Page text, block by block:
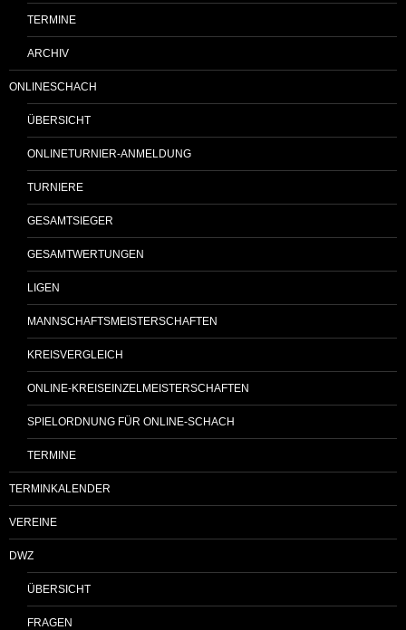
TERMINE
ARCHIV
ONLINESCHACH
ÜBERSICHT
ONLINETURNIER-ANMELDUNG
TURNIERE
GESAMTSIEGER
GESAMTWERTUNGEN
LIGEN
MANNSCHAFTSMEISTERSCHAFTEN
KREISVERGLEICH
ONLINE-KREISEINZELMEISTERSCHAFTEN
SPIELORDNUNG FÜR ONLINE-SCHACH
TERMINE
TERMINKALENDER
VEREINE
DWZ
ÜBERSICHT
FRAGEN